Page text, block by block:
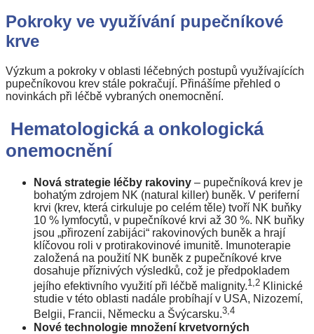
Pokroky
ve
krve
Pokroky ve využívání pupečníkové
krve
Výzkum a pokroky v oblasti léčebných postupů využívajících
pupečníkovou krev stále pokračují. Přinášíme přehled o
novinkách při léčbě vybraných onemocnění.
Hematologická a onkologická
onemocnění
Nová strategie léčby rakoviny – pupečníková krev je
bohatým zdrojem NK (natural killer) buněk. V periferní
krvi (krev, která cirkuluje po celém těle) tvoří NK buňky
10 % lymfocytů, v pupečníkové krvi až 30 %. NK buňky
jsou „přirození zabijáci“ rakovinových buněk a hrají
klíčovou roli v protirakovinové imunitě. Imunoterapie
založená na použití NK buněk z pupečníkové krve
dosahuje příznivých výsledků, což je předpokladem
jejího efektivního využití při léčbě malignity.1,2 Klinické
studie v této oblasti nadále probíhají v USA, Nizozemí,
Belgii, Francii, Německu a Švýcarsku.3,4
Nové technologie množení krvetvorných